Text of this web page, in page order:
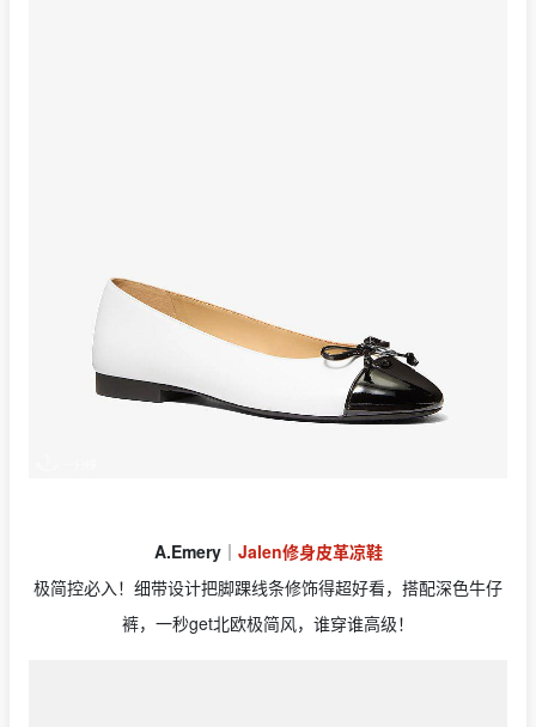
A.Emery｜ Jalen修身皮革凉鞋
极简控必入！细带设计把脚踝线条修饰得超好看，搭配深色牛仔
裤，一秒get北欧极简风，谁穿谁高级！